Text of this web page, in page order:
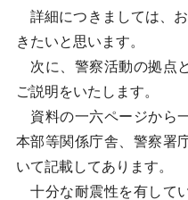
詳細につきましては、
きたいと思います。
次に、警察活動の拠点
ご説明をいたします。
資料の一六ページから
本部等関係庁舎、警察署
いて記載してあります。
十分な耐震性を有して